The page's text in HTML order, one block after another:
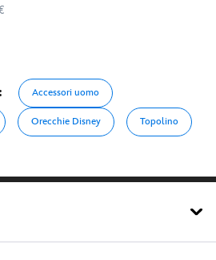
Accessori uomo
Orecchie Disney Topolino